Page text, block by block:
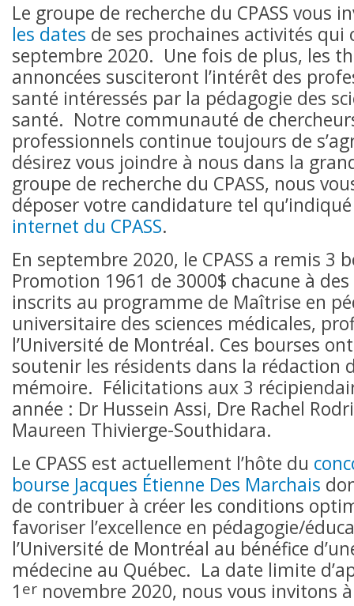
Le groupe de recherche du CPASS vous
les dates de ses prochaines activités qui
septembre 2020. Une fois de plus, les
annoncées susciteront l’intérêt des
santé intéressés par la pédagogie des
santé. Notre communauté de
professionnels continue toujours de
désirez vous joindre à nous dans la
groupe de recherche du CPASS, nous
déposer votre candidature tel
internet du CPASS.
En septembre 2020, le CPASS a remis 3
Promotion 1961 de 3000$ chacune à
inscrits au programme de Maîtrise en
universitaire des sciences médicales,
l’Université de Montréal. Ces bourses
soutenir les résidents dans la rédaction
mémoire. Félicitations aux 3
année : Dr Hussein Assi, Dre Rachel
Maureen Thivierge-Southidara.
Le CPASS est actuellement l’hôte du
bourse Jacques Étienne Des Marchais
de contribuer à créer les conditions
favoriser l’excellence en pédagogie/
l’Université de Montréal au bénéfice
médecine au Québec. La date limite
1 er novembre 2020, nous vous invitons